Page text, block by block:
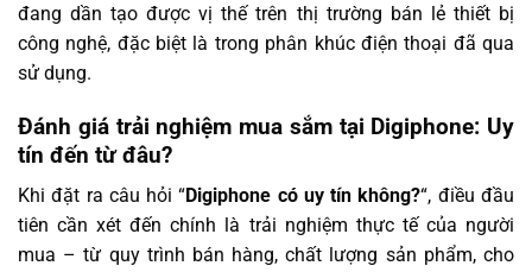
đang dần tạo được vị thế trên thị trường bán lẻ thiết bị
công nghệ, đặc biệt là trong phân khúc điện thoại đã qua
sử dụng.
Đánh giá trải nghiệm mua sắm tại Digiphone: Uy
tín đến từ đâu?
Khi đặt ra câu hỏi “Digiphone có uy tín không?“, điều đầu
tiên cần xét đến chính là trải nghiệm thực tế của người
mua – từ quy trình bán hàng, chất lượng sản phẩm, cho